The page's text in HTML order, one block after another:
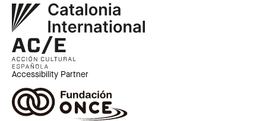
Accessibility Partner